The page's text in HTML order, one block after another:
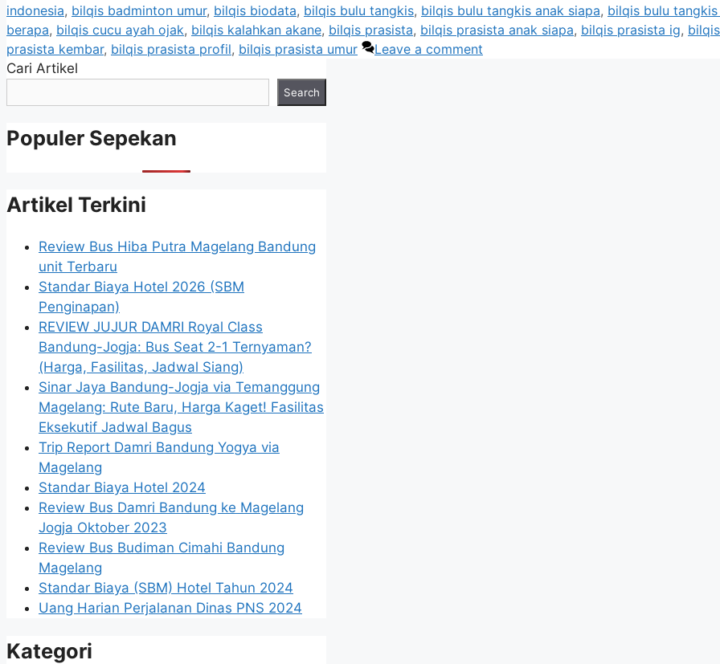
indonesia, bilqis badminton umur, bilqis biodata, bilqis bulu tangkis, bilqis bulu tangkis anak siapa, bilqis bulu
berapa, bilqis cucu ayah ojak, bilqis kalahkan akane, bilqis prasista, bilqis prasista anak siapa, bilqis prasista ig, bilqis
prasista kembar, bilqis prasista profil, bilqis prasista umur
Leave a comment
Cari Artikel
Search
Populer Sepekan
Artikel Terkini
Review Bus Hiba Putra Magelang Bandung
unit Terbaru
Standar Biaya Hotel 2026 (SBM
Penginapan)
REVIEW JUJUR DAMRI Royal Class
Bandung-Jogja: Bus Seat 2-1 Ternyaman?
(Harga, Fasilitas, Jadwal Siang)
Sinar Jaya Bandung-Jogja via Temanggung
Magelang: Rute Baru, Harga Kaget! Fasilitas
Eksekutif Jadwal Bagus
Trip Report Damri Bandung Yogya via
Magelang
Standar Biaya Hotel 2024
Review Bus Damri Bandung ke Magelang
Jogja Oktober 2023
Review Bus Budiman Cimahi Bandung
Magelang
Standar Biaya (SBM) Hotel Tahun 2024
Uang Harian Perjalanan Dinas PNS 2024
Kategori